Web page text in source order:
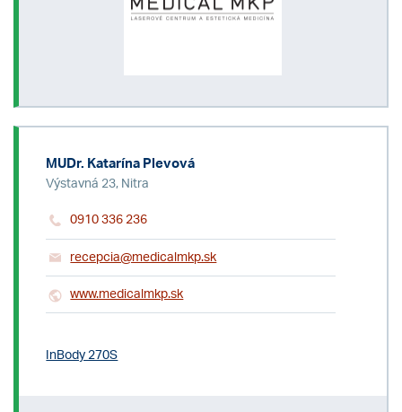
MUDr. Katarína Plevová
Výstavná 23, Nitra
0910 336 236
recepcia@medicalmkp.sk
www.medicalmkp.sk
InBody 270S